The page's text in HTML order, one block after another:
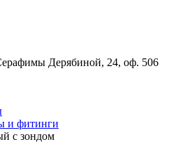
Дерябиной, 24, оф. 506
и фитинги
с зондом